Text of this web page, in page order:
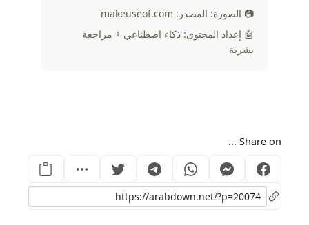
📷 الصورة: المصدر: makeuseof.com
🤖 إعداد المحتوى: ذكاء اصطناعي + مراجعة
بشرية
Share on ...